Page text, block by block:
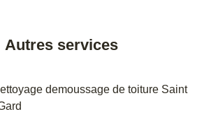
Autres services
demoussage de toiture Saint